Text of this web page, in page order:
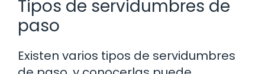
Tipos de servidumbres de
paso
Existen varios tipos de servidumbres